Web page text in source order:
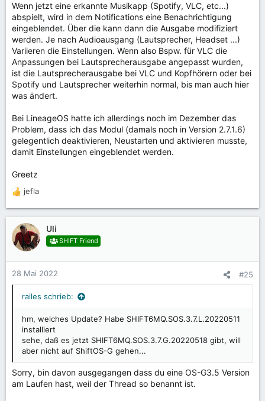
Wenn jetzt eine erkannte Musikapp (Spotify, VLC, etc...)
abspielt, wird in dem Notifications eine Benachrichtigung
eingeblendet. Über die kann dann die Ausgabe modifiziert
werden. Je nach Audioausgang (Lautsprecher, Headset ...)
Variieren die Einstellungen. Wenn also Bspw. für VLC die
Anpassungen bei Lautsprecherausgabe angepasst wurden,
ist die Lautsprecherausgabe bei VLC und Kopfhörern oder bei
Spotify und Lautsprecher weiterhin normal, bis man auch hier
was ändert.
Bei LineageOS hatte ich allerdings noch im Dezember das
Problem, dass ich das Modul (damals noch in Version 2.7.1.6)
gelegentlich deaktivieren, Neustarten und aktivieren musste,
damit Einstellungen eingeblendet werden.
Greetz
R
e
a
k
t
o
n
jefla
Uli
SHIFT Friend
28 Mai 2022 #25
railes schrieb:
hm, welches Update? Habe SHIFT6MQ.SOS.3.7.L.20220511
installiert
sehe, daß es jetzt SHIFT6MQ.SOS.3.7.G.20220518 gibt, will
aber nicht auf ShiftOS-G gehen...
Sorry, bin davon ausgegangen dass du eine OS-G3.5 Version
am Laufen hast, weil der Thread so benannt ist.